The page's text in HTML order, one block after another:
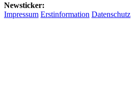
Newsticker:
Impressum Erstinformation Datenschutz